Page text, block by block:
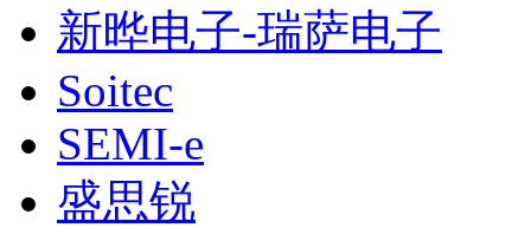
新晔电子-瑞萨电子
Soitec
SEMI-e
盛思锐